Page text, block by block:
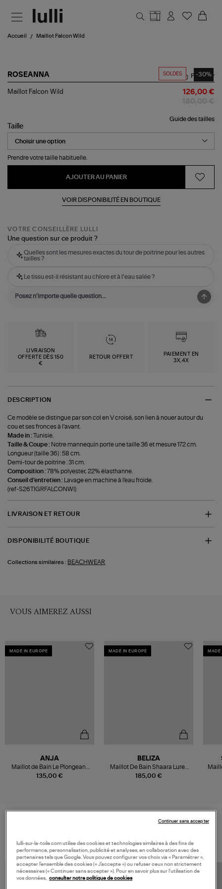
Accueil Maillot Falcon Wild
SOLDES -30%
ROSEANNA
Maillot
Partager
Maillot Falcon Wild 126,00 €
Guide des tailles
Taille
Prendre votre taille habituelle.
AJOUTER AU PANIER
VOIR DISPONIBILITÉ EN BOUTIQUE
VOTRE CONSEILLÈRE LULLI
Une question sur ce produit ?
Quelles sont les mesures exactes du tour de poitrine pour les autres
tailles ?
Le tissu est-il résistant au chlore et à l'eau salée ?
LIVRAISON
OFFERTE DÈS 150
€
RETOUR OFFERT
PAIEMENT EN
3X,4X
DESCRIPTION
Ce modèle se distingue par son col en V croisé, son lien à nouer autour du
cou et ses fronces à l’avant.
Made in :
Tunisie.
Taille & Coupe : Notre mannequin porte une taille 36 et mesure 172 cm.
Longueur (taille 36) : 58 cm.
Demi-tour de poitrine : 31 cm.
Composition : 78% polyester, 22% élasthanne.
Conseil d'entretien : Lavage en machine à l'eau froide.
(ref-S26TIGRFALCONWI)
LIVRAISON ET RETOUR
DISPONIBILITÉ BOUTIQUE
Collections similaires : BEACHWEAR
VOUS AIMEREZ AUSSI
MADE IN EUROPE
135,00 €
ANJA
Maillot de Bain Le Plongeant
Vichy Marine
MADE IN EUROPE
185,00 €
BELIZA
Maillot De Bain Shaara Lurex
Noir
MADE
lulli-sur-la-toile.com utilise des cookies et technologies similaires à des fins de
performance, personnalisation, publicité et analyses, en collaboration avec des
partenaires tels que Google. Vous pouvez configurer vos choix via « Paramétrer »,
accepter l’ensemble des cookies (« J’accepte ») ou refuser ceux non strictement
nécessaires (« Continuer sans accepter »). Pour en savoir plus sur l’utilisation de
vos données, consulter notre politique de cookies
Continuer sans accepter